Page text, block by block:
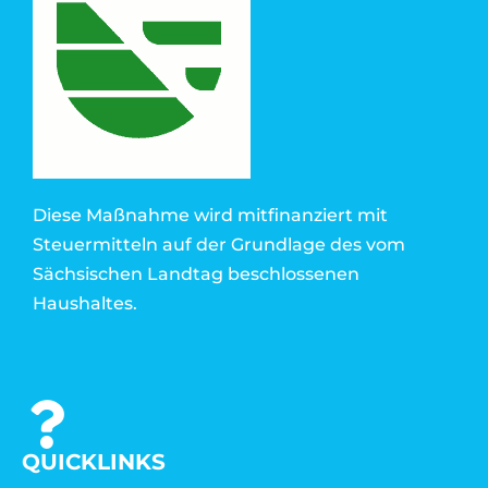
Diese Maßnahme wird mitfinanziert mit
Steuermitteln auf der Grundlage des vom
Sächsischen Landtag beschlossenen
Haushaltes.
QUICKLINKS